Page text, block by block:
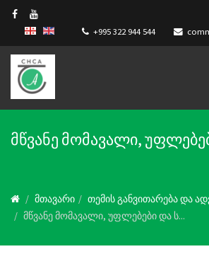
+995 322 944 544
მწვანე მომავალი,
მთავარი
თემის განვითარება და
მწვანე მომავალი, უფლებები და ს...